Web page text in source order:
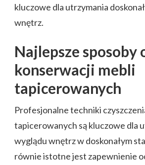
kluczowe dla utrzymania
wnętrz.
Najlepsze sposoby
konserwacji mebli
tapicerowanych
Profesjonalne techniki
tapicerowanych są kluczowe dla
wyglądu wnętrz w doskonałym
równie istotne jest zapewnienie